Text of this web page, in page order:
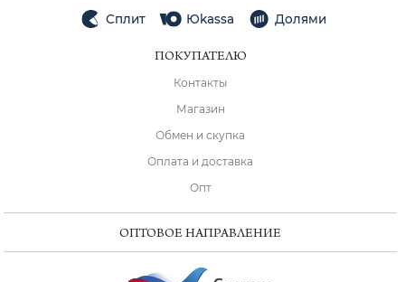
Сплит Юkassa Долями
ПОКУПАТЕЛЮ
Контакты
Магазин
Обмен и скупка
Оплата и доставка
Опт
ОПТОВОЕ НАПРАВЛЕНИЕ